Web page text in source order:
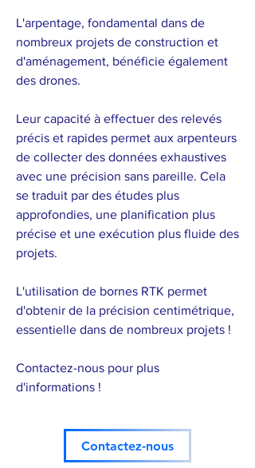
L'arpentage, fondamental dans de
nombreux projets de construction et
d'aménagement, bénéficie également
des drones.
Leur capacité à effectuer des relevés
précis et rapides permet aux arpenteurs
de collecter des données exhaustives
avec une précision sans pareille. Cela
se traduit par des études plus
approfondies, une planification plus
précise et une exécution plus fluide des
projets.
L'utilisation de bornes RTK permet
d'obtenir de la précision centimétrique,
essentielle dans de nombreux projets !
Contactez-nous pour plus
d'informations !
Contactez-nous